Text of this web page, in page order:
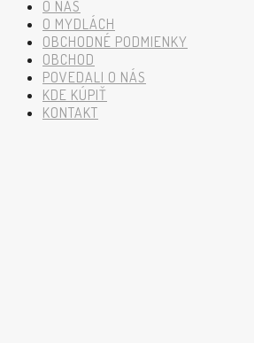
O NÁS
O MYDLÁCH
OBCHODNÉ PODMIENKY
OBCHOD
POVEDALI O NÁS
KDE KÚPIŤ
KONTAKT